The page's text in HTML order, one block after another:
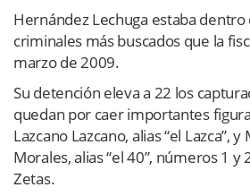
Hernández Lechuga estaba dentro
criminales más buscados que la
marzo de 2009.
Su detención eleva a 22 los
quedan por caer importantes
Lazcano Lazcano, alias “el Lazca”,
Morales, alias “el 40”, números 1 y
Zetas.